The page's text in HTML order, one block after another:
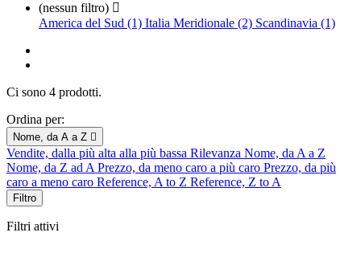
(nessun filtro) 
America del Sud (1) Italia Meridionale (2) Scandinavia (1)
Ci sono 4 prodotti.
Ordina per:
Nome, da A a Z 
Vendite, dalla più alta alla più bassa Rilevanza Nome, da A a Z
Nome, da Z ad A Prezzo, da meno caro a più caro Prezzo, da più
caro a meno caro Reference, A to Z Reference, Z to A
Filtro
Filtri attivi